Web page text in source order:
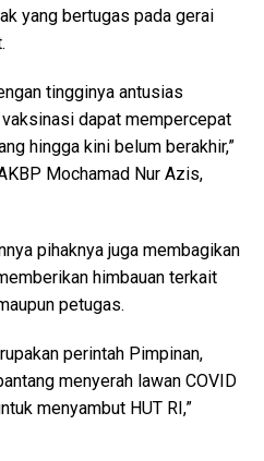
yang bertugas pada gerai
tingginya antusias
dapat mempercepat
hingga kini belum berakhir,”
Mochamad Nur Azis,
pihaknya juga membagikan
himbauan terkait
petugas.
perintah Pimpinan,
menyerah lawan COVID
menyambut HUT RI,”